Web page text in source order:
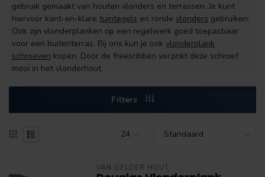
gebruik gemaakt van houten vlonders en terrassen. Je kunt
hiervoor kant-en-klare tuintegels en ronde vlonders gebruiken.
Ook zijn vlonderplanken op een regelwerk goed toepasbaar
voor een buitenterras. Bij ons kun je ook vlonderplank
schroeven kopen. Door de freesribben verzinkt deze schroef
mooi in het vlonderhout.
Filters
VAN GELDER HOUT